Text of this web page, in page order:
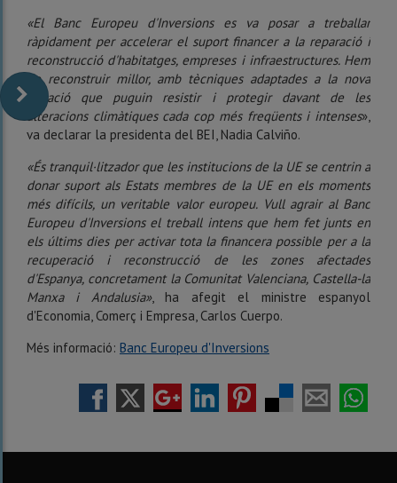
«El Banc Europeu d'Inversions es va posar a treballar
ràpidament per accelerar el suport financer a la reparació i
reconstrucció d'habitatges, empreses i infraestructures. Hem
de reconstruir millor, amb tècniques adaptades a la nova
situació que puguin resistir i protegir davant de les
alteracions climàtiques cada cop més freqüents i intenses»,
va declarar la presidenta del BEI, Nadia Calviño.
«És tranquil·litzador que les institucions de la UE se centrin a
donar suport als Estats membres de la UE en els moments
més difícils, un veritable valor europeu. Vull agrair al Banc
Europeu d'Inversions el treball intens que hem fet junts en
els últims dies per activar tota la financera possible per a la
recuperació i reconstrucció de les zones afectades
d'Espanya, concretament la Comunitat Valenciana, Castella-la
Manxa i Andalusia», ha afegit el ministre espanyol
d'Economia, Comerç i Empresa, Carlos Cuerpo.
Més informació: Banc Europeu d'Inversions